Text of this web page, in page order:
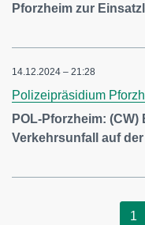
Pforzheim zur
14.12.2024 – 21:28
Polizeipräsidium
POL-Pforzheim:
Verkehrsunfall auf
1